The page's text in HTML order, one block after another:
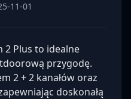
11-01
2 Plus to idealne
przygodę.
2 + 2 kanałów oraz
doskonałą